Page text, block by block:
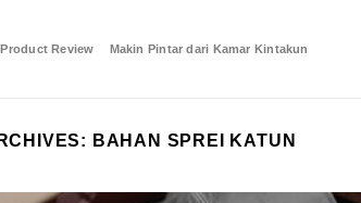
Product Review Makin Pintar dari Kamar Kintakun
BAHAN SPREI KATUN